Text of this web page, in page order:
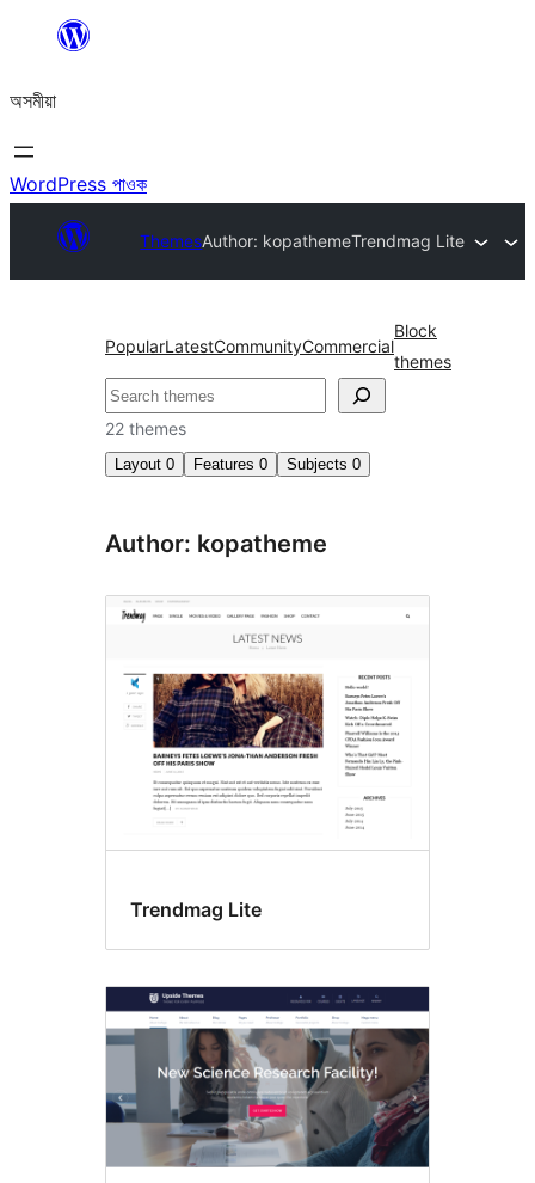
বিষয়বস্তুলৈ
যাওক
অসমীয়া
WordPress পাওক
ThemesAuthor: kopathemeTrendmag Lite
PopularLatestCommunityCommercial
Block
themes
সন্ধান
কৰক
22 themes
Layout 0 Features 0 Subjects 0
Author: kopatheme
Trendmag Lite